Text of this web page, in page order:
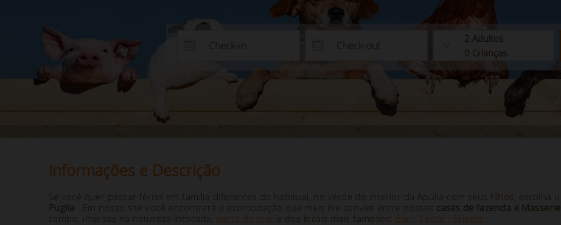
2 Adultos
0 Crianças
Informações e Descrição
Se você quer passar férias em família diferentes do habitual, no verde do interior da Apúlia com seus filhos, escolha
Puglia . Em nosso site você encontrará a acomodação que mais lhe convier entre nossas casas de fazenda e Masserie
campo, imersas na natureza intocada, perto do mar e dos locais mais famosos: Bari , Lecce , Salento .